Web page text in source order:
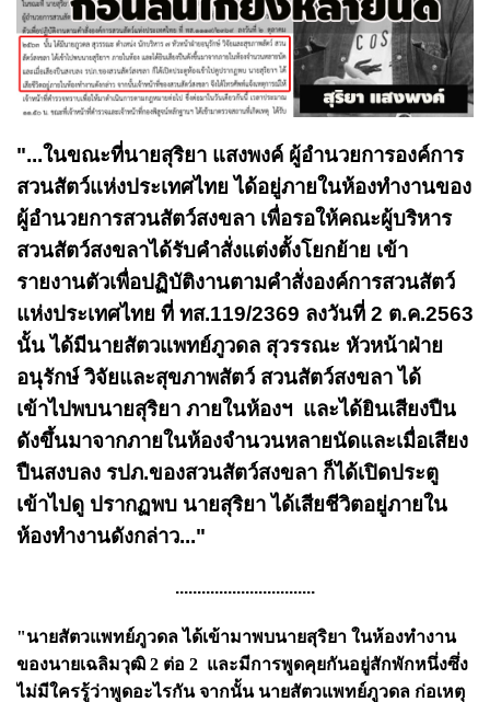
"...ในขณะที่นายสุริยา แสงพงค์ ผู้อำนวยการองค์การ
สวนสัตว์แห่งประเทศไทย ได้อยู่ภายในห้องทำงานของ
ผู้อำนวยการสวนสัตว์สงขลา เพื่อรอให้คณะผู้บริหาร
สวนสัตว์สงขลาได้รับคำสั่งแต่งตั้งโยกย้าย เข้า
รายงานตัวเพื่อปฏิบัติงานตามคำสั่งองค์การสวนสัตว์
แห่งประเทศไทย ที่ ทส.119/2369 ลงวันที่ 2 ต.ค.2563
นั้น ได้มีนายสัตวแพทย์ภูวดล สุวรรณะ หัวหน้าฝ่าย
อนุรักษ์ วิจัยและสุขภาพสัตว์ สวนสัตว์สงขลา ได้
เข้าไปพบนายสุริยา ภายในห้องฯ และได้ยินเสียงปืน
ดังขึ้นมาจากภายในห้องจำนวนหลายนัดและเมื่อเสียง
ปืนสงบลง รปภ.ของสวนสัตว์สงขลา ก็ได้เปิดประตู
เข้าไปดู ปรากฏพบ นายสุริยา ได้เสียชีวิตอยู่ภายใน
ห้องทำงานดังกล่าว..."
................................
"นายสัตวแพทย์ภูวดล ได้เข้ามาพบนายสุริยา ในห้องทำงาน
ของนายเฉลิมวุฒิ 2 ต่อ 2 และมีการพูดคุยกันอยู่สักพักหนึ่งซึ่ง
ไม่มีใครรู้ว่าพูดอะไรกัน จากนั้น นายสัตวแพทย์ภูวดล ก่อเหตุ